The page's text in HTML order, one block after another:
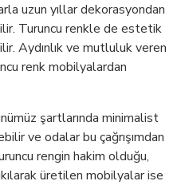
uzun yıllar dekorasyondan
Turuncu renkle de estetik
Aydınlık ve mutluluk veren
renk mobilyalardan
şartlarında minimalist
ve odalar bu çağrışımdan
rengin hakim olduğu,
üretilen mobilyalar ise